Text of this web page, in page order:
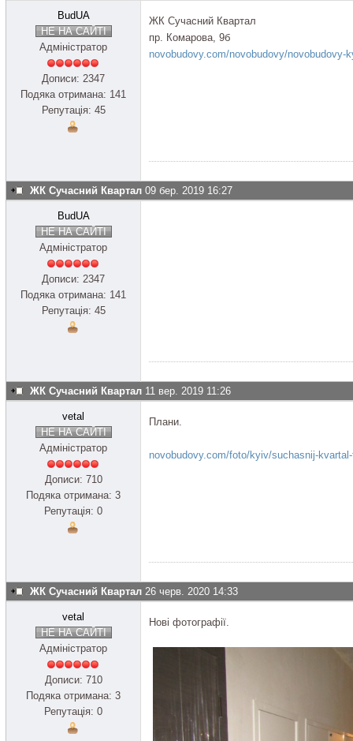
BudUA
НЕ НА САЙТІ
Адміністратор
Дописи: 2347
Подяка отримана: 141
Репутація: 45
ЖК Сучасний Квартал
пр. Комарова, 9б
novobudovy.com/novobudovy/novobudovy-
ЖК Сучасний Квартал 09 бер. 2019 16:27
BudUA
НЕ НА САЙТІ
Адміністратор
Дописи: 2347
Подяка отримана: 141
Репутація: 45
ЖК Сучасний Квартал 11 вер. 2019 11:26
vetal
НЕ НА САЙТІ
Адміністратор
Дописи: 710
Подяка отримана: 3
Репутація: 0
Плани.
novobudovy.com/foto/kyiv/suchasnij-
ЖК Сучасний Квартал 26 черв. 2020 14:33
vetal
НЕ НА САЙТІ
Адміністратор
Дописи: 710
Подяка отримана: 3
Репутація: 0
Нові фотографії.